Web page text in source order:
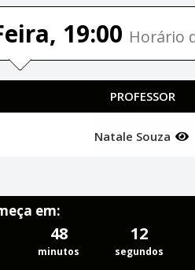
19:00 Horário
PROFESSOR
Natale Souza
em:
48
minutos
11
segundos